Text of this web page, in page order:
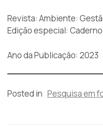
Revista: Ambiente:
Edição especial:
Ano da Publicação: 2023
Posted in Pesquisa em